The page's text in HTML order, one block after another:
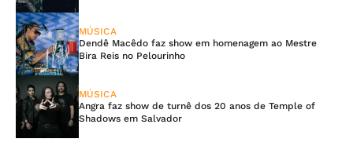
MÚSICA
Dendê Macêdo faz show em homenagem ao Mestre
Bira Reis no Pelourinho
MÚSICA
Angra faz show de turnê dos 20 anos de Temple of
Shadows em Salvador